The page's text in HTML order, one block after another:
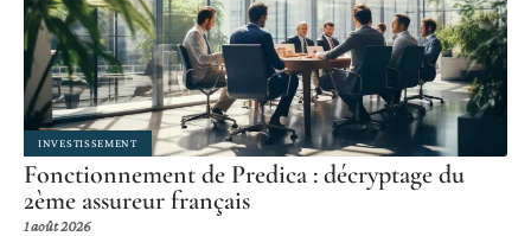
INVESTISSEMENT
Fonctionnement de Predica : décryptage du
2ème assureur français
1 août 2026